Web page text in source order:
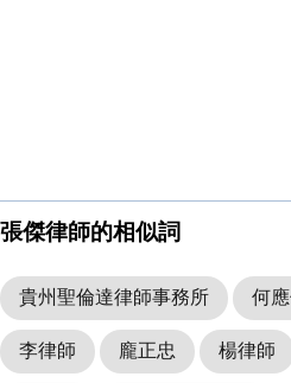
張傑律師的相似詞
貴州聖倫達律師事務所 何
李律師 龐正忠 楊律師